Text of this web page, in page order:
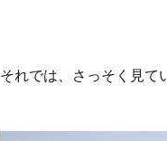
それでは、さっそく見て